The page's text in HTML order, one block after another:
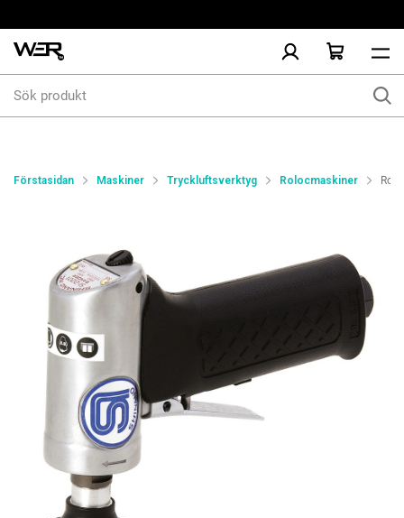
produkt
Förstasidan Maskiner Tryckluftsverktyg Rolocmaskiner